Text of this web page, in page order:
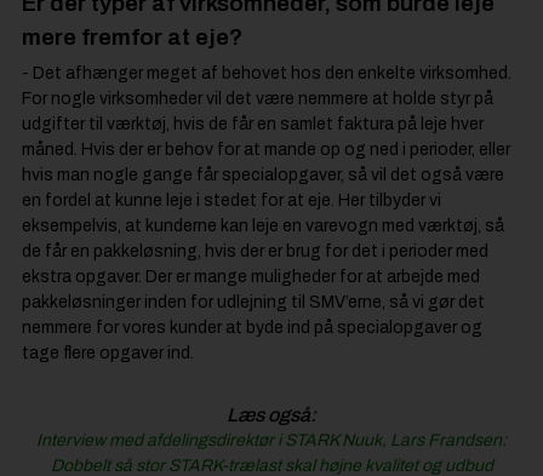
mere fremfor at eje?
- Det afhænger meget af behovet hos den enkelte virksomhed.
For nogle virksomheder vil det være nemmere at holde styr på
udgifter til værktøj, hvis de får en samlet faktura på leje hver
måned. Hvis der er behov for at mande op og ned i perioder, eller
hvis man nogle gange får specialopgaver, så vil det også være
en fordel at kunne leje i stedet for at eje. Her tilbyder vi
eksempelvis, at kunderne kan leje en varevogn med værktøj, så
de får en pakkeløsning, hvis der er brug for det i perioder med
ekstra opgaver. Der er mange muligheder for at arbejde med
pakkeløsninger inden for udlejning til SMV’erne, så vi gør det
nemmere for vores kunder at byde ind på specialopgaver og
tage flere opgaver ind.
Læs også:
Interview med afdelingsdirektør i STARK Nuuk, Lars Frandsen:
Dobbelt så stor STARK-trælast skal højne kvalitet og udbud